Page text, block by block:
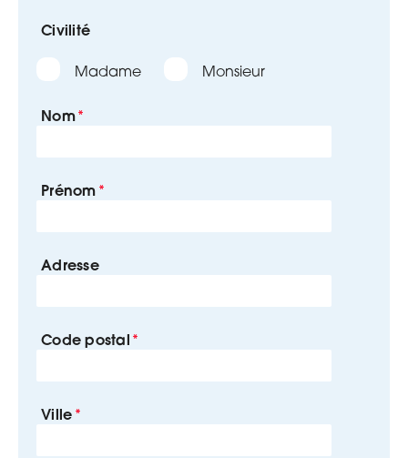
Civilité
Madame Monsieur
Nom
Prénom
Adresse
Code postal
Ville